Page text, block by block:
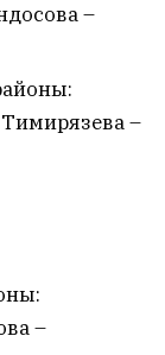
–
–
–